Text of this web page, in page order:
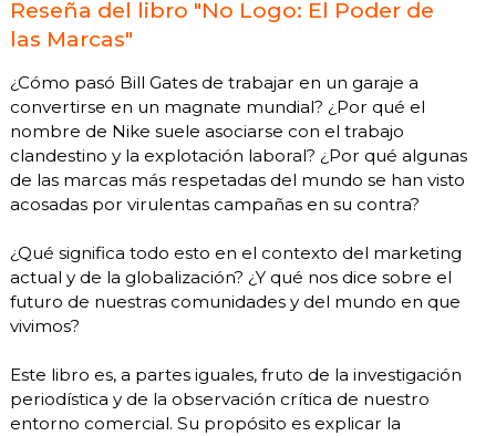
Reseña del libro "No Logo: El Poder de
las Marcas"
¿Cómo pasó Bill Gates de trabajar en un garaje a
convertirse en un magnate mundial? ¿Por qué el
nombre de Nike suele asociarse con el trabajo
clandestino y la explotación laboral? ¿Por qué algunas
de las marcas más respetadas del mundo se han visto
acosadas por virulentas campañas en su contra?
¿Qué significa todo esto en el contexto del marketing
actual y de la globalización? ¿Y qué nos dice sobre el
futuro de nuestras comunidades y del mundo en que
vivimos?
Este libro es, a partes iguales, fruto de la investigación
periodística y de la observación crítica de nuestro
entorno comercial. Su propósito es explicar la